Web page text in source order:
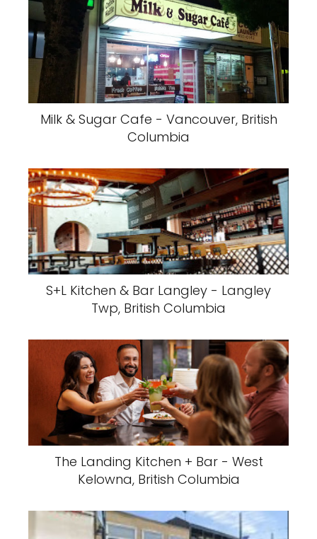
Milk & Sugar Cafe - Vancouver, British
Columbia
S+L Kitchen & Bar Langley - Langley
Twp, British Columbia
The Landing Kitchen + Bar - West
Kelowna, British Columbia